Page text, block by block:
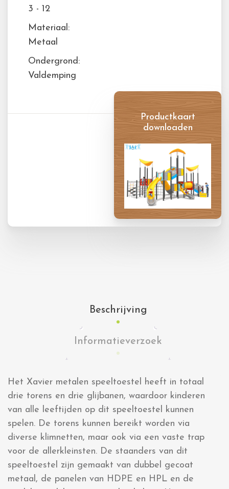
3 - 12
Materiaal:
Metaal
Ondergrond:
Valdemping
Productkaart
downloaden
Beschrijving
Informatieverzoek
Het Xavier metalen speeltoestel heeft in totaal
drie torens en drie glijbanen, waardoor kinderen
van alle leeftijden op dit speeltoestel kunnen
spelen. De torens kunnen bereikt worden via
diverse klimnetten, maar ook via een vaste trap
voor de allerkleinsten. De staanders van dit
speeltoestel zijn gemaakt van dubbel gecoat
metaal, de panelen van HDPE en HPL en de